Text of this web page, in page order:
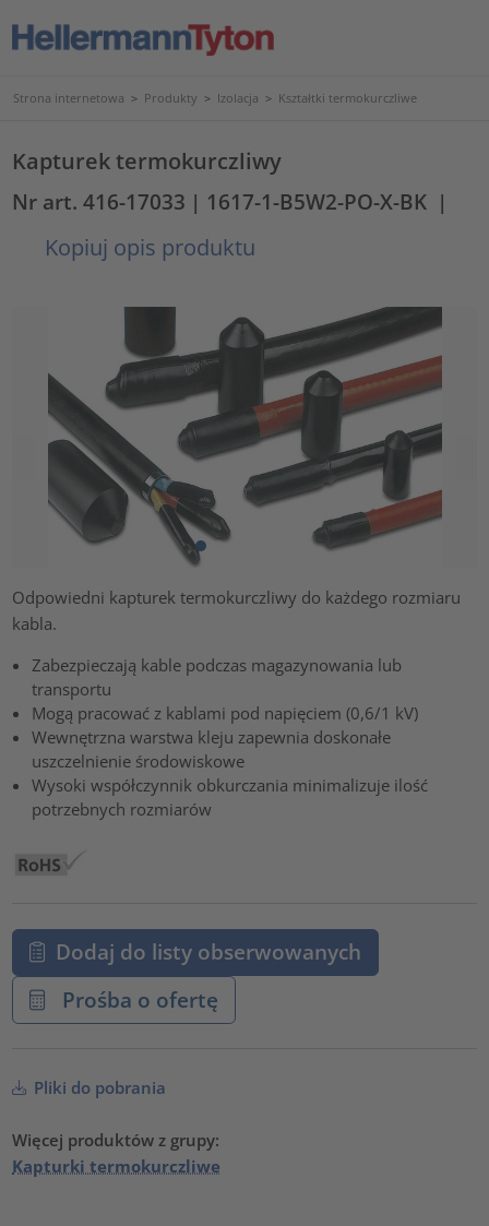
Strona internetowa > Produkty > Izolacja > Kształtki termokurczliwe
Kapturek termokurczliwy
Nr art. 416-17033 | 1617-1-B5W2-PO-X-BK |
Kopiuj opis produktu
Odpowiedni kapturek termokurczliwy do każdego rozmiaru
kabla.
Zabezpieczają kable podczas magazynowania lub
transportu
Mogą pracować z kablami pod napięciem (0,6/1 kV)
Wewnętrzna warstwa kleju zapewnia doskonałe
uszczelnienie środowiskowe
Wysoki współczynnik obkurczania minimalizuje ilość
potrzebnych rozmiarów
Dodaj do listy obserwowanych
Prośba o ofertę
Pliki do pobrania
Więcej produktów z grupy:
Kapturki termokurczliwe